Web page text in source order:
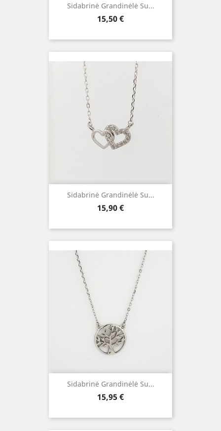
Sidabrinė Grandinėlė Su...
Kaina
15,50 €
Sidabrinė Grandinėlė Su...
Kaina
15,90 €
Sidabrinė Grandinėlė Su...
Kaina
15,95 €